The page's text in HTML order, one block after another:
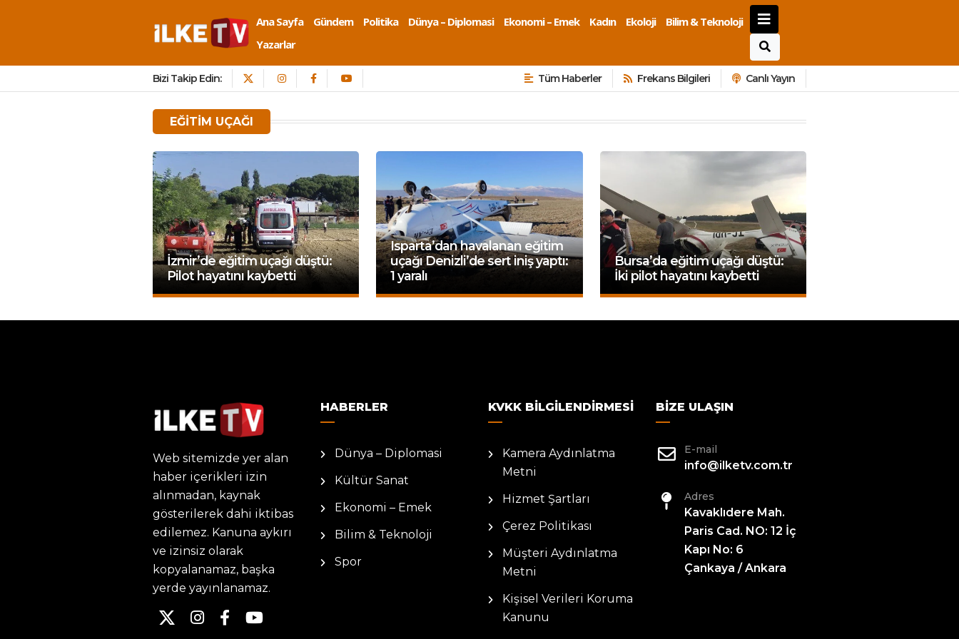
Ana Sayfa Gündem Politika Dünya – Diplomasi Ekonomi – Emek Kadın Ekoloji
Bilim & Teknoloji
Yazarlar
Bizi Takip Edin: Tüm Haberler Frekans Bilgileri Canlı Yayın
EĞITIM UÇAĞI
İzmir’de eğitim uçağı düştü:
Pilot hayatını kaybetti
Isparta’dan havalanan eğitim
uçağı Denizli’de sert iniş yaptı:
1 yaralı
Bursa’da eğitim uçağı düştü:
İki pilot hayatını kaybetti
Web sitemizde yer alan
haber içerikleri izin
alınmadan, kaynak
gösterilerek dahi iktibas
edilemez. Kanuna aykırı
ve izinsiz olarak
kopyalanamaz, başka
yerde yayınlanamaz.
HABERLER
Dünya – Diplomasi
Kültür Sanat
Ekonomi – Emek
Bilim & Teknoloji
Spor
KVKK BILGILENDIRMESI
Kamera Aydınlatma
Metni
Hizmet Şartları
Çerez Politikası
Müşteri Aydınlatma
Metni
Kişisel Verileri Koruma
Kanunu
BIZE ULAŞIN
E-mail
info@ilketv.com.tr
Adres
Kavaklıdere Mah.
Paris Cad. NO: 12 İç
Kapı No: 6
Çankaya / Ankara